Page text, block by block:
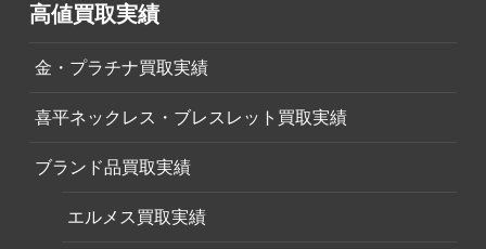
高値買取実績
金・プラチナ買取実績
喜平ネックレス・ブレスレット買取実績
ブランド品買取実績
エルメス買取実績